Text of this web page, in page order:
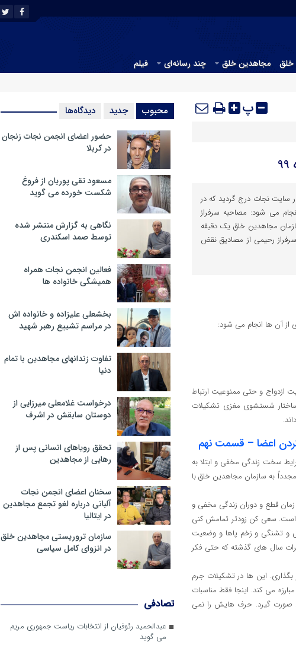
خلق مجاهدین خلق چند رسانه‌ای فیلم
پ
روز شنبه جمعاً 9 مطلب در سایت نجات درج گردید که در
می شود: مصاحبه سرفراز
مجاهدین خلق یک دقیقه
رحیمی از مصادیق نقض
ازدواج و حتی ممنوعیت ارتباط
شستشوی مغزی تشکیلات
سخت زندگی مخفی و ابتلا به
به سازمان مجاهدین خلق با
قطع و دوران زندگی مخفی و
است. سعی کن زودتر تمامش کنی
و تشنگی و زخم پاها و وضعیت
سال های گذشته که حتی فکر
این ها در تشکیلات جرم
می کند. اینجا فقط مناسبات
صورت گیرد. حرف هایش را نمی
محبوب جدید دیدگاه‌ها
حضور اعضای انجمن نجات زنجان
در کربلا
مسعود تقی پوریان از فروغ
شکست خورده می گوید
نگاهی به گزارش منتشر شده
توسط صمد اسکندری
فعالین انجمن نجات همراه
همیشگی خانواده ها
بخشعلی علیزاده و خانواده اش
در مراسم تشییع رهبر شهید
تفاوت زندانهای مجاهدین با تمام
دنیا
درخواست غلامعلی میرزایی از
دوستان سابقش در اشرف
تحقق رویاهای انسانی پس از
رهایی از مجاهدین
سخنان اعضای انجمن نجات
آلبانی درباره لغو تجمع مجاهدین
در ایتالیا
سازمان تروریستی مجاهدین خلق
در انزوای کامل سیاسی
تصادفی
عبدالحمید رئوفیان از انتخابات ریاست جمهوری مریم
می گوید